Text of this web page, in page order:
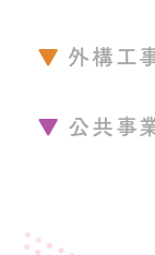
外構工
公共事